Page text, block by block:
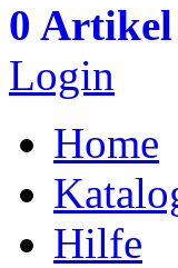
0 Artikel
Login
Home
Hilfe